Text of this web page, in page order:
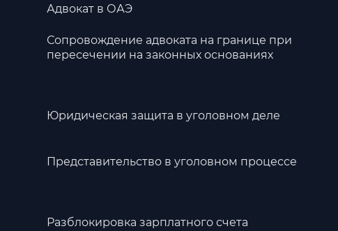
Адвокат в ОАЭ
Сопровождение адвоката на границе при
пересечении на законных основаниях
Юридическая защита в уголовном деле
Представительство в уголовном процессе
Разблокировка зарплатного счета